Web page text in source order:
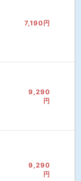
7,190円
9,290
円
9,290
円